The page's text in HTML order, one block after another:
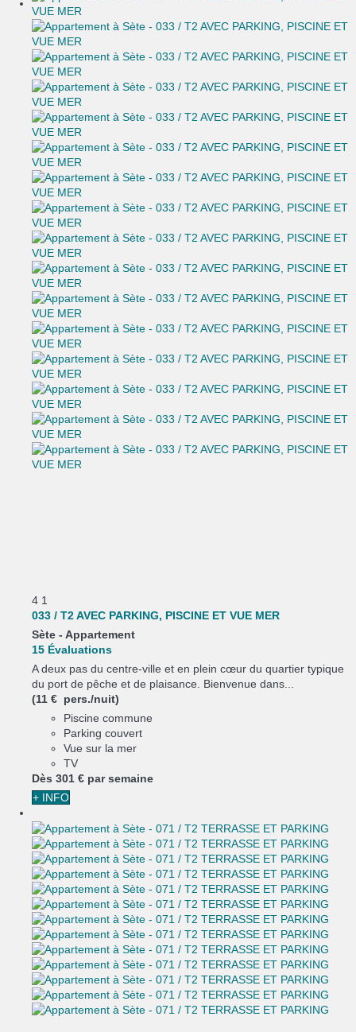
4 1
033 / T2 AVEC PARKING, PISCINE ET VUE MER
Sète - Appartement
15 Évaluations
A deux pas du centre-ville et en plein cœur du quartier typique
du port de pêche et de plaisance. Bienvenue dans...
(11 € pers./nuit)
Piscine commune
Parking couvert
Vue sur la mer
TV
Dès 301 € par semaine
+ INFO